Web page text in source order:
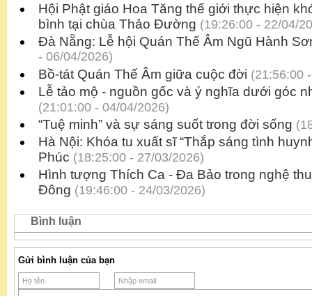
Hội Phật giáo Hoa Tăng thế giới thực hiện
bình tại chùa Thảo Đường (19:26:00 - 22/04/
Đà Nẵng: Lễ hội Quán Thế Âm Ngũ Hành
- 06/04/2026)
Bồ-tát Quán Thế Âm giữa cuộc đời (21:56:00
Lễ tảo mộ - nguồn gốc và ý nghĩa dưới góc
(21:01:00 - 04/04/2026)
“Tuệ minh” và sự sáng suốt trong đời sống
Hà Nội: Khóa tu xuất sĩ “Thắp sáng tình
Phúc (18:25:00 - 27/03/2026)
Hình tượng Thích Ca - Đa Bảo trong nghệ
Đông (19:46:00 - 24/03/2026)
Bình luận
Gửi bình luận của bạn